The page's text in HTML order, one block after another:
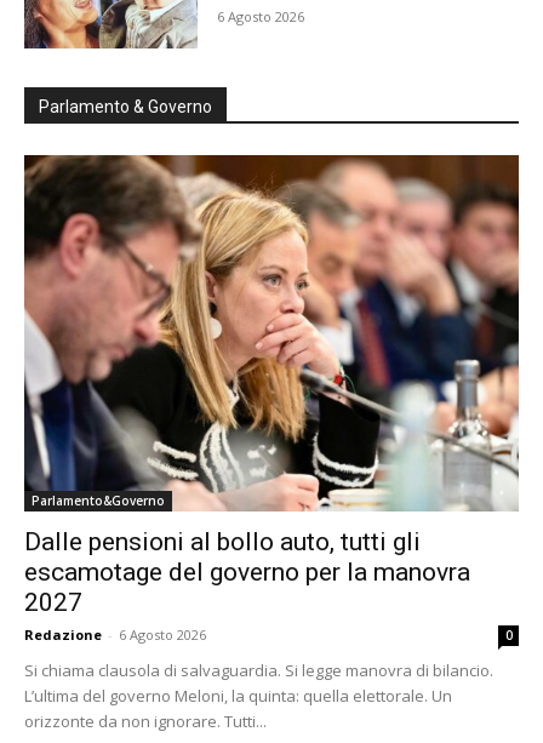
6 Agosto 2026
Parlamento & Governo
Parlamento&Governo
Dalle pensioni al bollo auto, tutti gli
escamotage del governo per la manovra
2027
Redazione - 6 Agosto 2026 0
Si chiama clausola di salvaguardia. Si legge manovra di bilancio.
L’ultima del governo Meloni, la quinta: quella elettorale. Un
orizzonte da non ignorare. Tutti...